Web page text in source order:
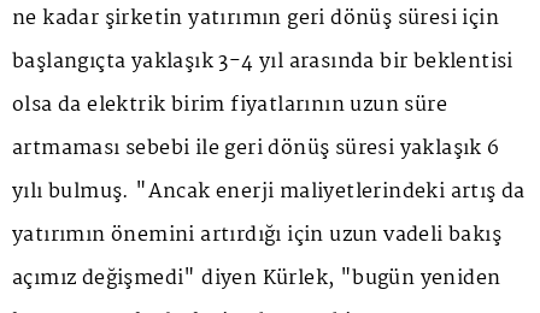
ne kadar şirketin yatırımın geri dönüş süresi için
başlangıçta yaklaşık 3-4 yıl arasında bir beklentisi
olsa da elektrik birim fiyatlarının uzun süre
artmaması sebebi ile geri dönüş süresi yaklaşık 6
yılı bulmuş. "Ancak enerji maliyetlerindeki artış da
yatırımın önemini artırdığı için uzun vadeli bakış
açımız değişmedi" diyen Kürlek, "bugün yeniden